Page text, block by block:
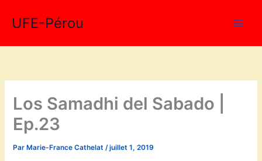
UFE-Pérou
Los Samadhi del Sabado |
Ep.23
Par Marie-France Cathelat/juillet 1, 2019